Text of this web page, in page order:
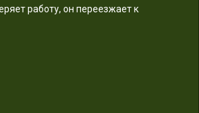
работу, он переезжает к